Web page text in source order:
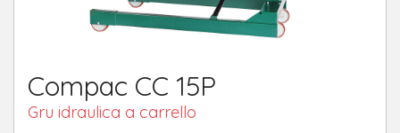
Compac CC 15P
Gru idraulica a carrello